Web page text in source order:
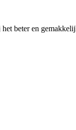
beter en